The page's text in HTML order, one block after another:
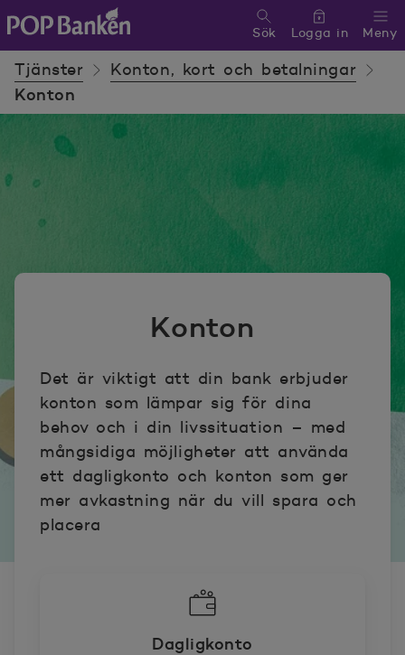
POP banken, till hemsidan
Meny
Sök Logga in
Tjänster Konton, kort och betalningar
Konton
Konton
Det är viktigt att din bank erbjuder
konton som lämpar sig för dina
behov och i din livssituation – med
mångsidiga möjligheter att använda
ett dagligkonto och konton som ger
mer avkastning när du vill spara och
placera
Dagligkonto